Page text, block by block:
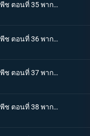
One piece วันพีช ตอนที่ 35 พากย์ไทย อดีตที่ถูกปกปิด! นักสู้หญิง เบลเมล!
One piece วันพีช ตอนที่ 36 พากย์ไทย จงอยู่ต่อไป! สายสัมพันธ์ของ "คุณแม่เบลเมล กับ นามิ"
One piece วันพีช ตอนที่ 37 พากย์ไทย ลูฟี่พร้อมลุย จุดจบของสัญญาที่ถูกบิดพลิ้ว!
One piece วันพีช ตอนที่ 38 พากย์ไทย ลูฟี่แย่แล้ว มนุษย์เงือก ปะทะ กลุ่มโจรสลัดลูฟี่